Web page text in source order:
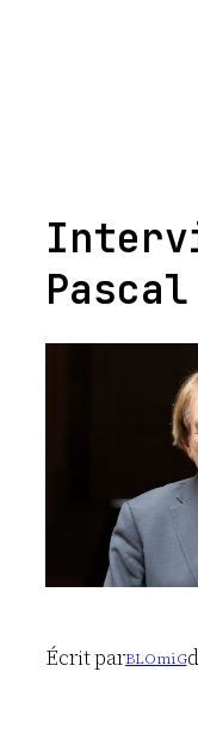
Écrit parBLOmiG